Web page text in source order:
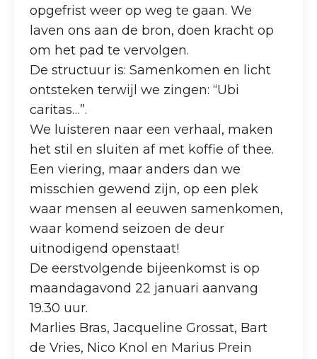
opgefrist weer op weg te gaan. We
laven ons aan de bron, doen kracht op
om het pad te vervolgen.
De structuur is: Samenkomen en licht
ontsteken terwijl we zingen: “Ubi
caritas…”.
We luisteren naar een verhaal, maken
het stil en sluiten af met koffie of thee.
Een viering, maar anders dan we
misschien gewend zijn, op een plek
waar mensen al eeuwen samenkomen,
waar komend seizoen de deur
uitnodigend openstaat!
De eerstvolgende bijeenkomst is op
maandagavond 22 januari aanvang
19.30 uur.
Marlies Bras, Jacqueline Grossat, Bart
de Vries, Nico Knol en Marius Prein